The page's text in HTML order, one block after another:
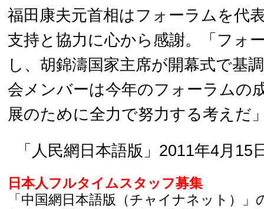
福田康夫元首相はフォーラムを代
支持と協力に心から感謝。「フォ
し、胡錦濤国家主席が開幕式で基
会メンバーは今年のフォーラムの
展のために全力で努力する考えだ
「人民網日本語版」2011年4月15
日本人フルタイムスタッフ募集
「中国網日本語版（チャイナネット）」